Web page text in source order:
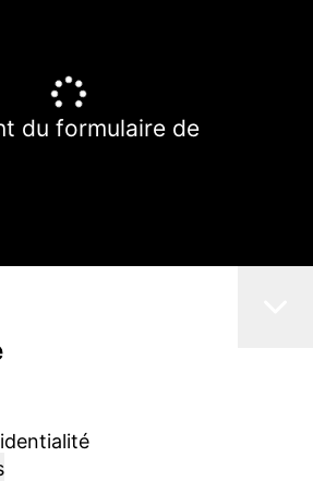
du formulaire de